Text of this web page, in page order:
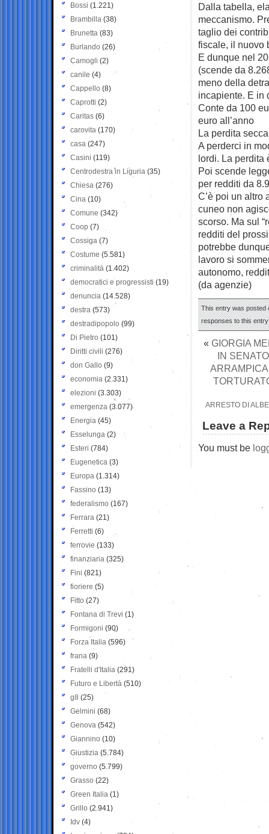
Dalla tabella,
meccanismo.
taglio dei
fiscale, il nuovo
E dunque nel
(scende da
meno della
incapiente. E in
Conte da 100
euro all’anno
La perdita secca
A perderci in
lordi. La perdita
Poi scende
per redditi da
C’è poi un altro
cuneo non
scorso. Ma sul
redditi del
potrebbe
lavoro si
autonomo,
(da agenzie)
This entry was posted
responses to this
« GIORGIA
IN
ARRESTO DI
Leave a
You must be
Bossi (1.221)
Brambilla (38)
Brunetta (83)
Burlando (26)
Camogli (2)
canile (4)
Cappello (8)
Caprotti (2)
Caritas (6)
carovita (170)
casa (247)
Casini (119)
Centrodestra in Liguria (35)
Chiesa (276)
Cina (10)
Comune (342)
Coop (7)
Cossiga (7)
Costume (5.581)
criminalità (1.402)
democratici e progressisti (19)
denuncia (14.528)
destra (573)
destradipopolo (99)
Di Pietro (101)
Diritti civili (276)
don Gallo (9)
economia (2.331)
elezioni (3.303)
emergenza (3.077)
Energia (45)
Esselunga (2)
Esteri (784)
Eugenetica (3)
Europa (1.314)
Fassino (13)
federalismo (167)
Ferrara (21)
Ferretti (6)
ferrovie (133)
finanziaria (325)
Fini (821)
fioriere (5)
Fitto (27)
Fontana di Trevi (1)
Formigoni (90)
Forza Italia (596)
frana (9)
Fratelli d'Italia (291)
Futuro e Libertà (510)
g8 (25)
Gelmini (68)
Genova (542)
Giannino (10)
Giustizia (5.784)
governo (5.799)
Grasso (22)
Green Italia (1)
Grillo (2.941)
Idv (4)